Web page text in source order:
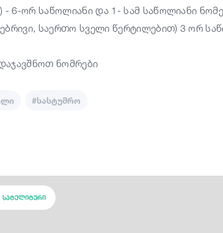
- 6-ორ საწოლიანი და 1- სამ საწოლიანი
საერთო სველი წერტილებით) 3 ორ
ნომრები
#სასტუმრო
სატელიტური